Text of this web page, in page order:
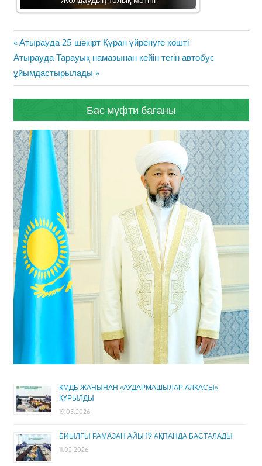
Жазба
навигациясы
Previous
Post:
Атырауда 25 шәкірт Құран үйренуге көшті
Next
Post:
Атырауда Тарауық намазынан кейін тегін автобус
ұйымдастырылады
Бас мүфти бағаны
ҚМДБ ЖАНЫНАН «АУДАРМАШЫЛАР АЛҚАСЫ»
ҚҰРЫЛДЫ
19.05.2026
БИЫЛҒЫ РАМАЗАН АЙЫ 19 АҚПАНДА БАСТАЛАДЫ
11.02.2026